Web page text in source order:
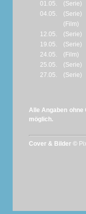
01.05. (Serie)
04.05.
(Serie)
(Film)
12.05.
(Serie)
19.05.
(Serie)
24.05.
(Film)
25.05.
(Serie)
27.05.
(Serie)
Alle Angaben
möglich.
Cover & Bilder ©